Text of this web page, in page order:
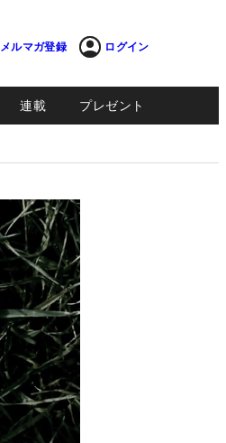
メルマガ登録 ログイン
連載 プレゼント